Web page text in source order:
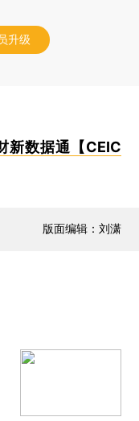
升级
新数据通【CEIC
版面编辑：刘潇